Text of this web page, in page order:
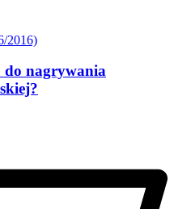
2016)
do nagrywania